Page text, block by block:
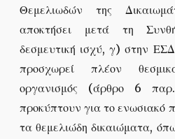
Θεμελιωδών της
αποκτήσει μετά τη
δεσμευτική ισχύ, γ) στην
προσχωρεί πλέον
οργανισμός (άρθρο 6
προκύπτουν για το ενωσιακό
τα θεμελιώδη δικαιώματα,